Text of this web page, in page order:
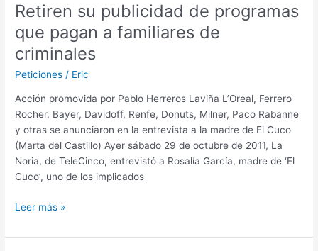
censura
#CensuraTwitter
Retiren su publicidad de programas
que pagan a familiares de
criminales
Peticiones / Eric
Acción promovida por Pablo Herreros Laviña L’Oreal, Ferrero
Rocher, Bayer, Davidoff, Renfe, Donuts, Milner, Paco Rabanne
y otras se anunciaron en la entrevista a la madre de El Cuco
(Marta del Castillo) Ayer sábado 29 de octubre de 2011, La
Noria, de TeleCinco, entrevistó a Rosalía García, madre de ‘El
Cuco’, uno de los implicados
Retiren
publicidad
Leer más »